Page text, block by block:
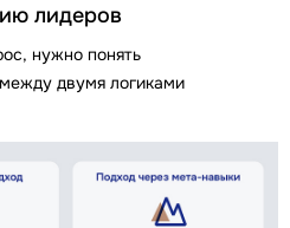
лидеров
нужно понять
двумя логиками